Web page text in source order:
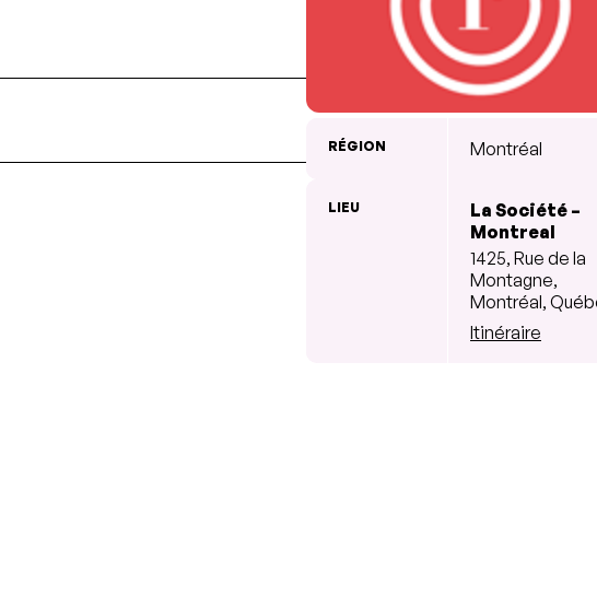
RÉGION Montréal
LIEU
La Société –
Montreal
1425, Rue de la
Montagne,
Montréal,
Itinéraire